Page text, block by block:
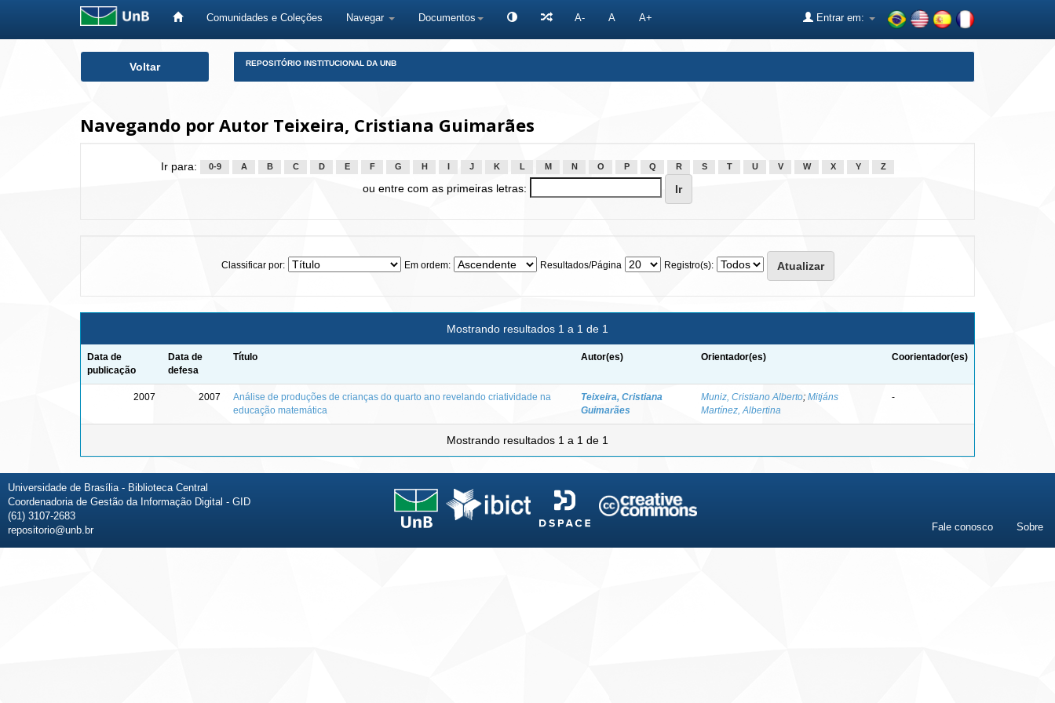
Comunidades e Coleções Navegar Documentos A- A A+ Entrar em:
Voltar REPOSITÓRIO INSTITUCIONAL DA UNB
Navegando por Autor Teixeira, Cristiana Guimarães
Ir para: 0-9 A B C D E F G H J K L M N O P Q R S T U V W X Y Z
ou entre com as primeiras letras:
Classificar por: Em ordem: Resultados/Página Registro(s):
Mostrando resultados 1 a 1 de 1
Data de
publicação
Data de
defesa
Título Autor(es) Orientador(es) Coorientador(es)
2007 2007
Análise de produções de crianças do quarto ano revelando criatividade na
educação matemática
Teixeira, Cristiana
Guimarães
Muniz, Cristiano Alberto; Mitjáns
Martínez, Albertina
-
Mostrando resultados 1 a 1 de 1
Universidade de Brasília - Biblioteca Central
Coordenadoria de Gestão da Informação Digital - GID
(61) 3107-2683
repositorio@unb.br
Fale conosco Sobre